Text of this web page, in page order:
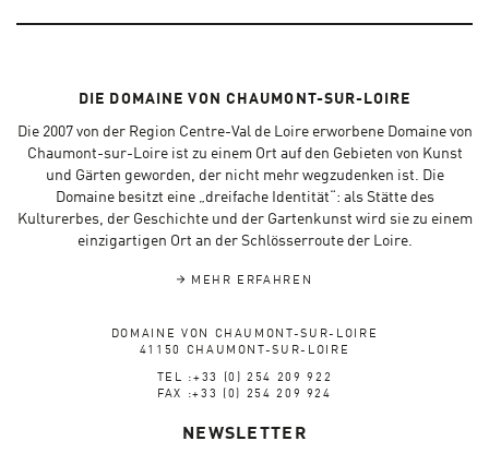
DIE DOMAINE VON CHAUMONT-SUR-LOIRE
Die 2007 von der Region Centre-Val de Loire erworbene Domaine von
Chaumont-sur-Loire ist zu einem Ort auf den Gebieten von Kunst
und Gärten geworden, der nicht mehr wegzudenken ist. Die
Domaine besitzt eine „dreifache Identität“: als Stätte des
Kulturerbes, der Geschichte und der Gartenkunst wird sie zu einem
einzigartigen Ort an der Schlösserroute der Loire.
MEHR ERFAHREN
DOMAINE VON CHAUMONT-SUR-LOIRE
41150 CHAUMONT-SUR-LOIRE
TEL :+33 (0) 254 209 922
FAX :+33 (0) 254 209 924
NEWSLETTER